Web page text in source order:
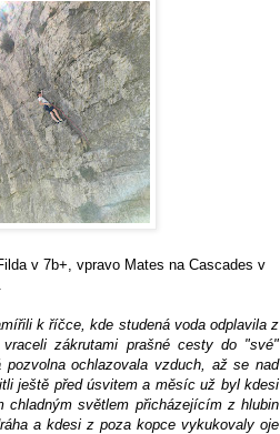
v 7b+, vpravo Mates na Cascades v
k říčce, kde studená voda odplavila z
zákrutami prašné cesty do "své"
ochlazovala vzduch, až se nad
ještě před úsvitem a měsíc už byl kdesi
chladným světlem přicházejícím z hlubin
a kdesi z poza kopce vykukovaly oje